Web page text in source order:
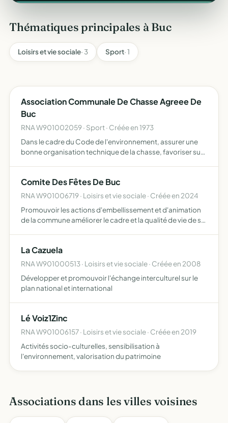
Thématiques principales à Buc
Loisirs et vie sociale· 3 Sport· 1
Association Communale De Chasse Agreee De
Buc
RNA W901002059 · Sport · Créée en 1973
Dans le cadre du Code de l'environnement, assurer une
bonne organisation technique de la chasse, favoriser sur
Comite Des Fêtes De Buc
RNA W901006719 · Loisirs et vie sociale · Créée en 2024
Promouvoir les actions d'embellissement et d'animation
de la commune améliorer le cadre et la qualité de vie de sa
La Cazuela
RNA W901000513 · Loisirs et vie sociale · Créée en 2008
Développer et promouvoir l'échange interculturel sur le
plan national et international
Lé Voiz1Zinc
RNA W901006157 · Loisirs et vie sociale · Créée en 2019
Activités socio-culturelles, sensibilisation à
l'environnement, valorisation du patrimoine
Associations dans les villes voisines